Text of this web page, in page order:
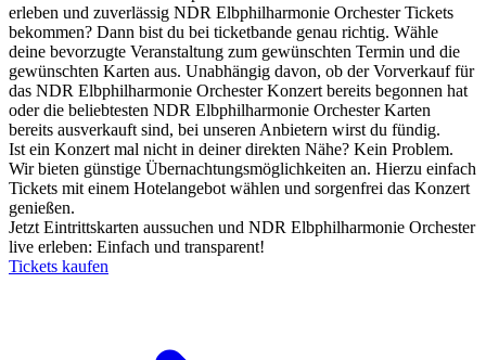
erleben und zuverlässig NDR Elbphilharmonie Orchester Tickets
bekommen? Dann bist du bei ticketbande genau richtig. Wähle
deine bevorzugte Veranstaltung zum gewünschten Termin und die
gewünschten Karten aus. Unabhängig davon, ob der Vorverkauf für
das NDR Elbphilharmonie Orchester Konzert bereits begonnen hat
oder die beliebtesten NDR Elbphilharmonie Orchester Karten
bereits ausverkauft sind, bei unseren Anbietern wirst du fündig.
Ist ein Konzert mal nicht in deiner direkten Nähe? Kein Problem.
Wir bieten günstige Übernachtungsmöglichkeiten an. Hierzu einfach
Tickets mit einem Hotelangebot wählen und sorgenfrei das Konzert
genießen.
Jetzt Eintrittskarten aussuchen und NDR Elbphilharmonie Orchester
live erleben: Einfach und transparent!
Tickets kaufen